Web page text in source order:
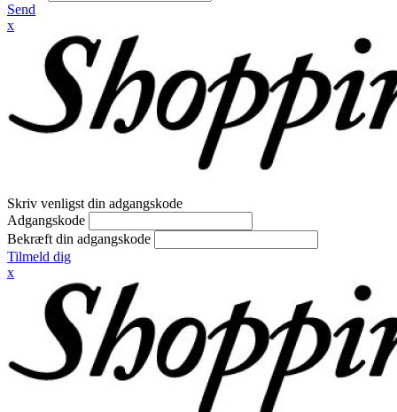
Send
x
Skriv venligst din adgangskode
Adgangskode
Bekræft din adgangskode
Tilmeld dig
x